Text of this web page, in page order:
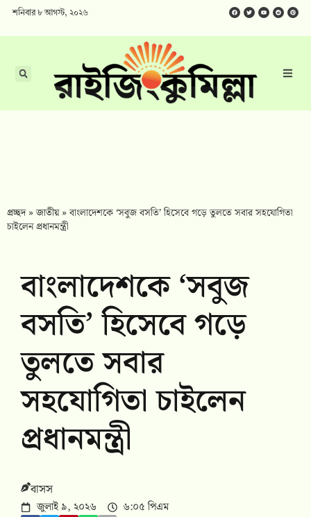
শনিবার ৮ আগস্ট, ২০২৬
প্রচ্ছদ»জাতীয়»বাংলাদেশকে ‘সবুজ বসতি’ হিসেবে গড়ে তুলতে সবার সহযোগিতা
চাইলেন প্রধানমন্ত্রী
বাংলাদেশকে ‘সবুজ
বসতি’ হিসেবে গড়ে
তুলতে সবার
সহযোগিতা চাইলেন
প্রধানমন্ত্রী
বাসস
জুলাই ৯, ২০২৬ ৬:০৫ পিএম